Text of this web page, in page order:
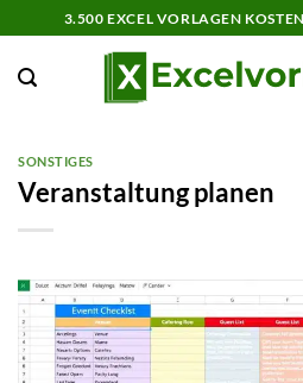
Inhalt
springen
3.500 EXCEL VORLAGEN
SONSTIGES
Veranstaltung planen